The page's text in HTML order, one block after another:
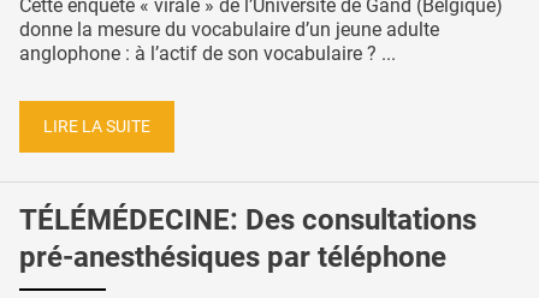
Cette enquête « virale » de l’Université de Gand (Belgique)
donne la mesure du vocabulaire d’un jeune adulte
anglophone : à l’actif de son vocabulaire ? ...
LIRE LA SUITE
TÉLÉMÉDECINE: Des consultations
pré-anesthésiques par téléphone